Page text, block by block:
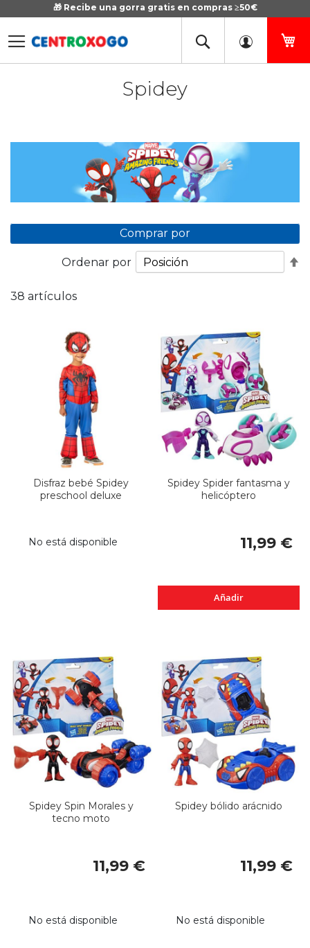
🎁 Recibe una gorra gratis en compras ≥50€
Ir
Spidey
38 artículos
Ordenar por
Disfraz bebé Spidey
preschool deluxe
No está disponible
Spidey Spider fantasma y
helicóptero
11,99 €
Añadir
Spidey Spin Morales y
tecno moto
11,99 €
No está disponible
Spidey bólido arácnido
11,99 €
No está disponible
Comprar por